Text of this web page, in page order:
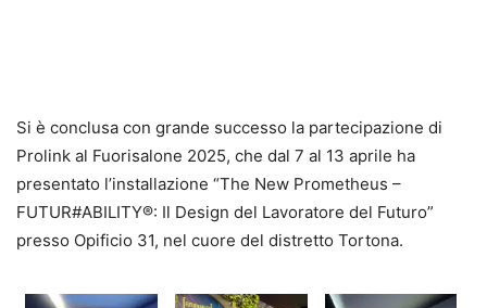
Si è conclusa con grande successo la partecipazione di
Prolink al Fuorisalone 2025, che dal 7 al 13 aprile ha
presentato l’installazione “The New Prometheus –
FUTUR#ABILITY®: Il Design del Lavoratore del Futuro”
presso Opificio 31, nel cuore del distretto Tortona.